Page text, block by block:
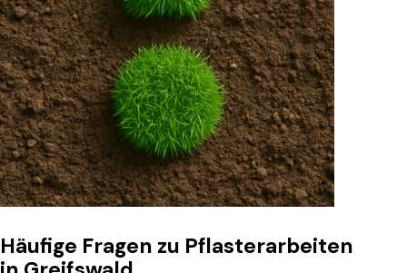
Häufige Fragen zu Pflasterarbeiten